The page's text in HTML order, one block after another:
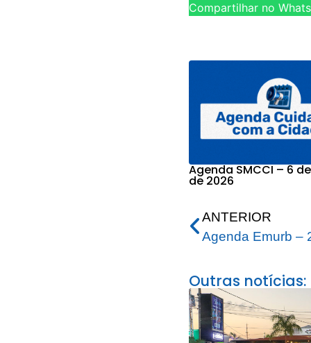
Compartilhar no
Agenda SMCCI – 6
de 2026
ANTERIOR
Agenda Emurb –
Outras notícias: